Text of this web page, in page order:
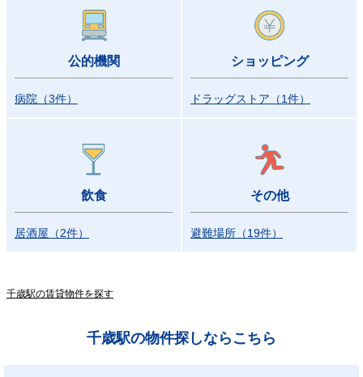
公的機関
病院 （3件）
ショッピング
ドラッグストア （1件）
飲食
居酒屋 （2件）
その他
避難場所 （19件）
千歳駅の賃貸物件を探す
千歳駅の物件探しならこちら